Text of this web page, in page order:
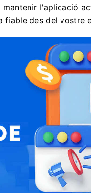
l'aplicació
fiable des del vostre